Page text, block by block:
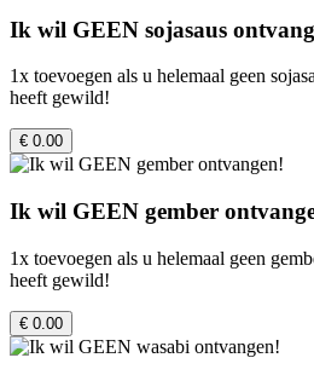
Ik wil GEEN sojasaus
1x toevoegen als u helemaal geen
heeft gewild!
€ 0.00
Ik wil GEEN gember
1x toevoegen als u helemaal geen
heeft gewild!
€ 0.00